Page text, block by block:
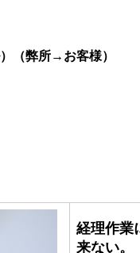
（弊所→お客様）
経理作業
来ない。